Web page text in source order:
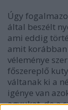
Úgy
által beszélt
ami eddig
amit korábban
véleménye
főszereplő
váltanak ki a
igénye van
agyukat, de a